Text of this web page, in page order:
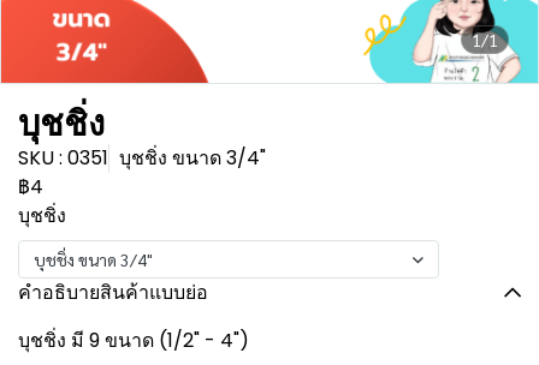
1/1
บุชชิ่ง
SKU : 0351 บุชชิ่ง ขนาด 3/4"
฿4
บุชชิ่ง
บุชชิ่ง ขนาด 3/4"
คำอธิบายสินค้าแบบย่อ
บุชชิ่ง มี 9 ขนาด (1/2" - 4")